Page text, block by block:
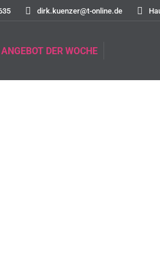
dirk.kuenzer@t-online.de
ANGEBOT DER WOCHE